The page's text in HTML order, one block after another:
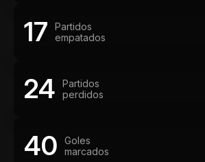
17
Partidos
empatados
24
Partidos
perdidos
40
Goles
marcados